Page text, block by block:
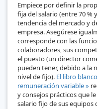
Empiece por definir la
fija del salario (entre 70 %
tendencia del mercado y
empresa. Asegúrese
corresponde con las
colaboradores, sus
el puesto (un director
pueden tener, debido a la
nivel de fijo). El libro
remuneración variable »
y consejos prácticos que
salario fijo de sus equipos